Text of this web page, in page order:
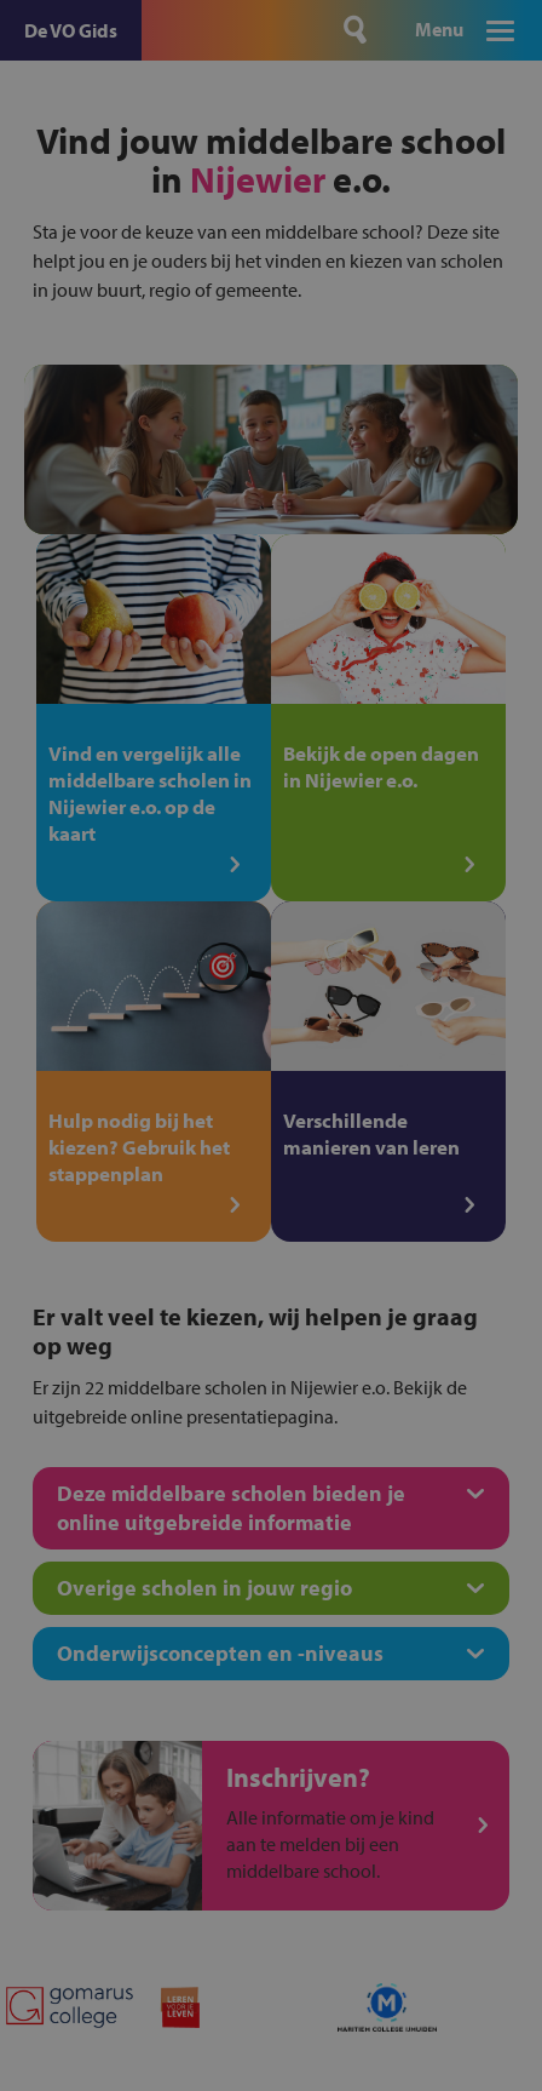
De VO Gids Menu
Vind jouw middelbare school
in Nijewiere.o.
Sta je voor de keuze van een middelbare school? Deze site
helpt jou en je ouders bij het vinden en kiezen van scholen
in jouw buurt, regio of gemeente.
Vind en vergelijk alle
middelbare scholen in
Nijewier e.o. op de
kaart
Bekijk de open dagen
in Nijewier e.o.
Hulp nodig bij het
kiezen? Gebruik het
stappenplan
Verschillende
manieren van leren
Er valt veel te kiezen, wij helpen je graag
op weg
Er zijn 22 middelbare scholen in Nijewier e.o. Bekijk de
uitgebreide online presentatiepagina.
Deze middelbare scholen bieden je
online uitgebreide informatie
Overige scholen in jouw regio
Onderwijsconcepten en -niveaus
Inschrijven?
Alle informatie om je kind
aan te melden bij een
middelbare school.